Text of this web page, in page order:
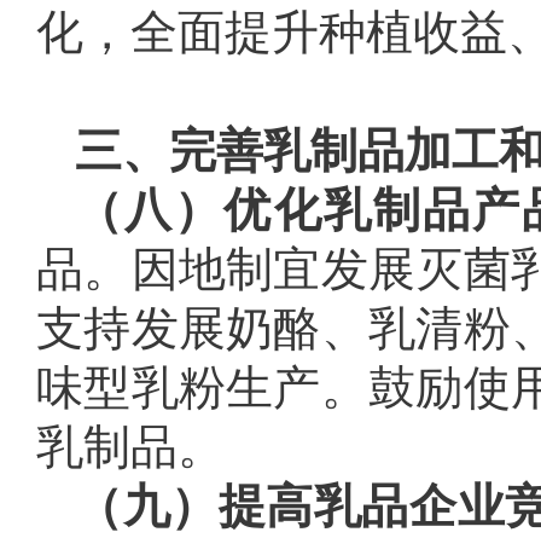
化，全面提升种植收益
三、完善乳制品加工
（八）优化乳制品
品。因地制宜发展灭菌
支持发展奶酪、乳清粉
味型乳粉生产。鼓励使
乳制品。
（九）提高乳品企业